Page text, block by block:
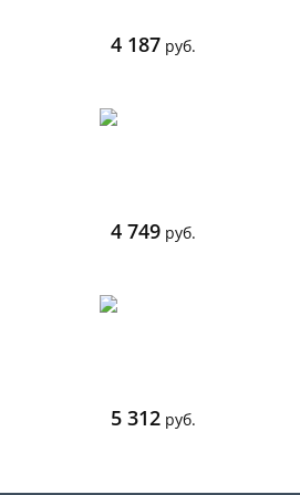
4 187 руб.
4 749 руб.
5 312 руб.